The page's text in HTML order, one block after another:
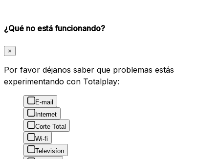
¿Qué no está funcionando?
×
Por favor déjanos saber que problemas estás
experimentando con Totalplay:
E-mail
Internet
Corte Total
Wi-fi
Televisíon